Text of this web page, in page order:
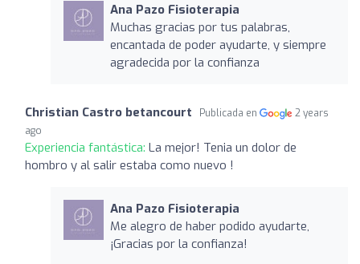
Ana Pazo Fisioterapia
Muchas gracias por tus palabras,
encantada de poder ayudarte, y siempre
agradecida por la confianza
Christian Castro betancourt Publicada en
2 years
ago
Experiencia fantástica: La mejor! Tenia un dolor de
hombro y al salir estaba como nuevo !
Ana Pazo Fisioterapia
Me alegro de haber podido ayudarte,
¡Gracias por la confianza!